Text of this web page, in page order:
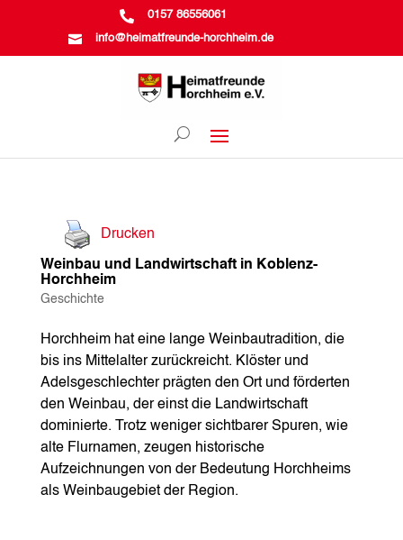
 0157 86556061
 info@heimatfreunde-horchheim.de
Drucken
Weinbau und Landwirtschaft in Koblenz-
Horchheim
Geschichte
Horchheim hat eine lange Weinbautradition, die
bis ins Mittelalter zurückreicht. Klöster und
Adelsgeschlechter prägten den Ort und förderten
den Weinbau, der einst die Landwirtschaft
dominierte. Trotz weniger sichtbarer Spuren, wie
alte Flurnamen, zeugen historische
Aufzeichnungen von der Bedeutung Horchheims
als Weinbaugebiet der Region.